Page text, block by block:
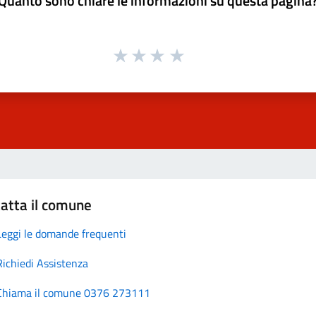
il comune
le domande frequenti
Assistenza
il comune 0376 273111